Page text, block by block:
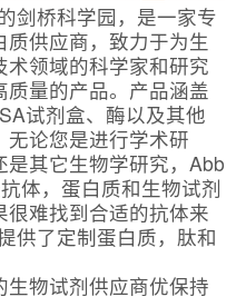
剑桥科学园，是一家专
供应商，致力于为生
领域的科学家和研究
量的产品。产品涵盖
试剂盒、酶以及其他
无论您是进行学术研
其它生物学研究，Abb
体，蛋白质和生物试剂
难找到合适的抗体来
供了定制蛋白质，肽和
物试剂供应商优保持